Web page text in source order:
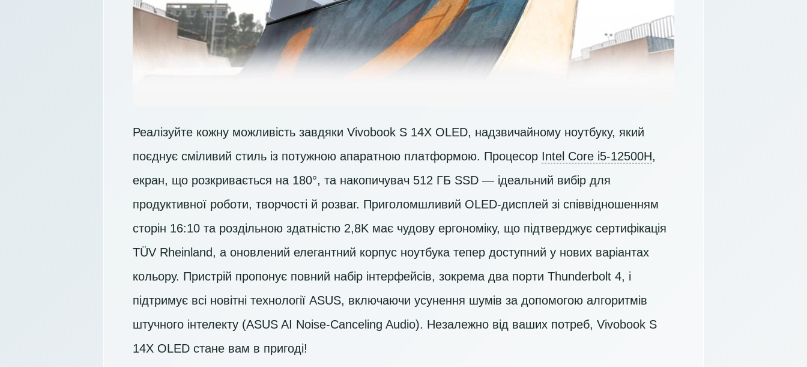
Реалізуйте кожну можливість завдяки Vivobook S 14X OLED, надзвичайному ноутбуку, який
поєднує сміливий стиль із потужною апаратною платформою. Процесор Intel Core i5-12500H,
екран, що розкривається на 180°, та накопичувач 512 ГБ SSD — ідеальний вибір для
продуктивної роботи, творчості й розваг. Приголомшливий OLED-дисплей зі співвідношенням
сторін 16:10 та роздільною здатністю 2,8K має чудову ергономіку, що підтверджує сертифікація
TÜV Rheinland, а оновлений елегантний корпус ноутбука тепер доступний у нових варіантах
кольору. Пристрій пропонує повний набір інтерфейсів, зокрема два порти Thunderbolt 4, і
підтримує всі новітні технології ASUS, включаючи усунення шумів за допомогою алгоритмів
штучного інтелекту (ASUS AI Noise-Canceling Audio). Незалежно від ваших потреб, Vivobook S
14X OLED стане вам в пригоді!